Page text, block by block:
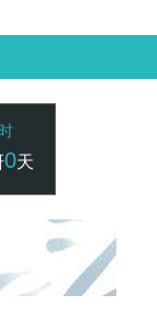
0天
一触即发